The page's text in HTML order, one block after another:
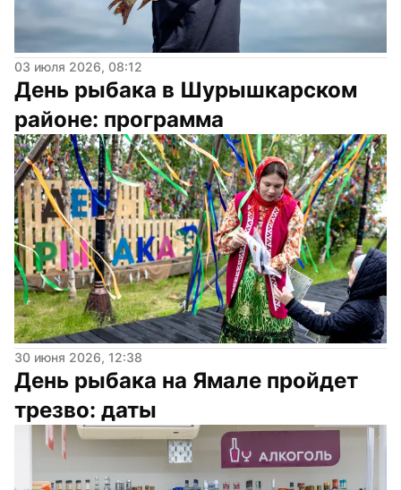
03 июля 2026, 08:12
День рыбака в Шурышкарском
районе: программа
30 июня 2026, 12:38
День рыбака на Ямале пройдет
трезво: даты